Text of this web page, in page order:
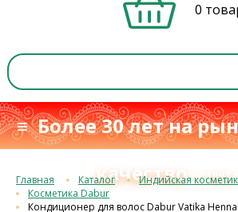
0
≡ Более 30 лет на
качествос 1993
Главная Каталог
Индийская
Косметика Dabur
Кондиционер для волос Dabur Vatika